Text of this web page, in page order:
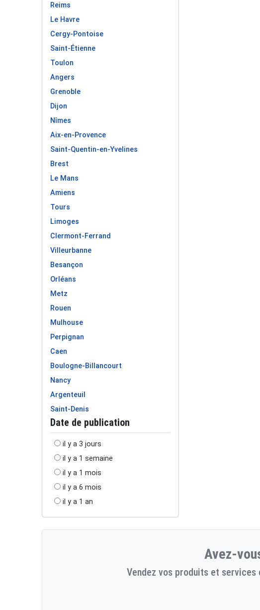
Reims
Le Havre
Cergy-Pontoise
Saint-Étienne
Toulon
Angers
Grenoble
Dijon
Nîmes
Aix-en-Provence
Saint-Quentin-en-Yvelines
Brest
Le Mans
Amiens
Tours
Limoges
Clermont-Ferrand
Villeurbanne
Besançon
Orléans
Metz
Rouen
Mulhouse
Perpignan
Caen
Boulogne-Billancourt
Nancy
Argenteuil
Saint-Denis
Date de publication
il y a 3 jours
il y a 1 semaine
il y a 1 mois
il y a 6 mois
il y a 1 an
Avez-
Vendez vos produits et services